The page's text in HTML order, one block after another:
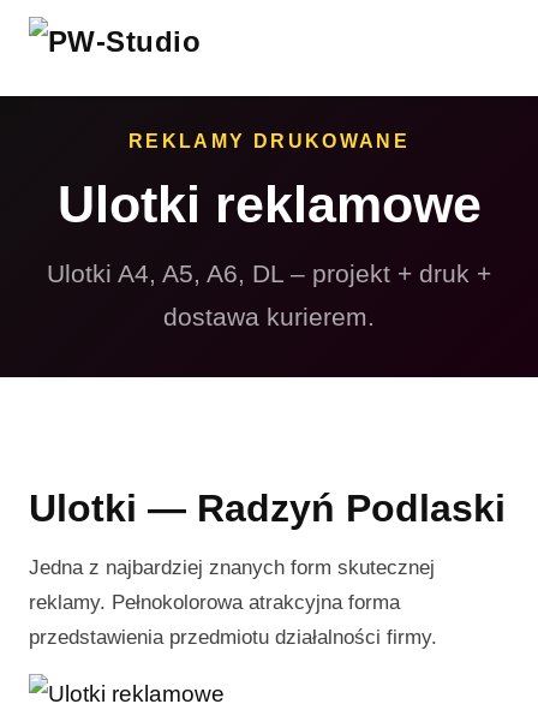
REKLAMY DRUKOWANE
Ulotki reklamowe
Ulotki A4, A5, A6, DL – projekt + druk +
dostawa kurierem.
Ulotki — Radzyń Podlaski
Jedna z najbardziej znanych form skutecznej
reklamy. Pełnokolorowa atrakcyjna forma
przedstawienia przedmiotu działalności firmy.